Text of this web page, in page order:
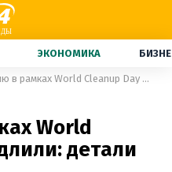
ЭКОНОМИКА
Экоакцию в рамках World Cleanup Day продлили: детали
World
детали